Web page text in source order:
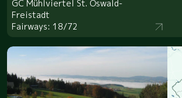
GC Mühlviertel St. Oswald-
Freistadt
Fairways: 18/72